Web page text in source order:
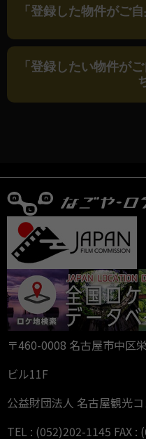
「登録した物件がご
「登録したい物件が
〒460-0008 名古屋市中区
ビル11F
公益財団法人 名古屋観光
TEL : (052)202-1145 FAX :